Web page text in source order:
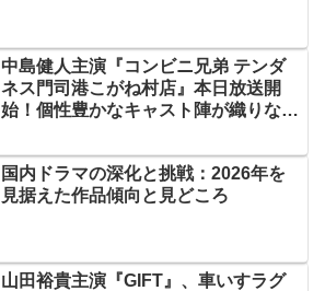
中島健人主演『コンビニ兄弟 テンダ
ネス門司港こがね村店』本日放送開
始！個性豊かなキャスト陣が織りなす
国内ドラマの深化と挑戦：2026年を
見据えた作品傾向と見どころ
山田裕貴主演『GIFT』、車いすラグ